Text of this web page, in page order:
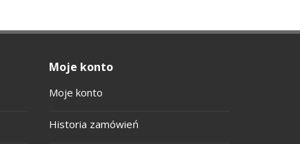
Moje konto
Moje konto
Historia zamówień